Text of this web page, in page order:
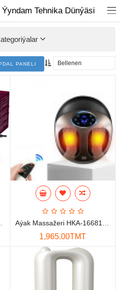
Tehnika Dünýäsi
PANELI
1,965.00TMT